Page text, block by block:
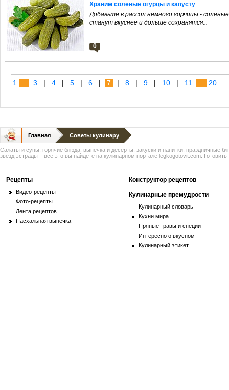
Храним соленые огурцы и капусту
Добавьте в рассол немного горчицы -
станут вкуснее и дольше сохранятся...
0
1 3 | 4 | 5 | 6 | 7 | 8 | 9 | 10 | 11 20
Главная Советы кулинару
Салаты и супы, горячие блюда, выпечка и десерты, закуски и напитки, праздничные
звезд эстрады – все это вы найдете на кулинарном портале legkogotovit.com. Готовить
Рецепты
Видео-рецепты
Фото-рецепты
Лента рецептов
Пасхальная выпечка
Конструктор рецептов
Кулинарные премудрости
Кулинарный словарь
Кухни мира
Пряные травы и специи
Интересно о вкусном
Кулинарный этикет